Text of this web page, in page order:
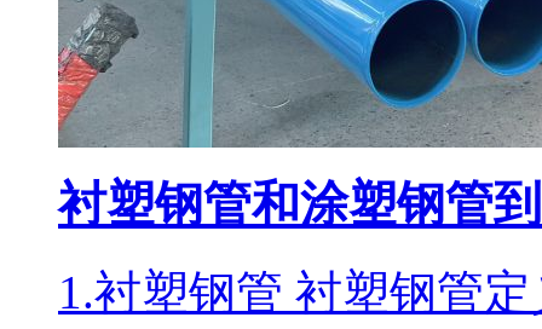
衬塑钢管和涂塑钢管
1.衬塑钢管 衬塑钢管